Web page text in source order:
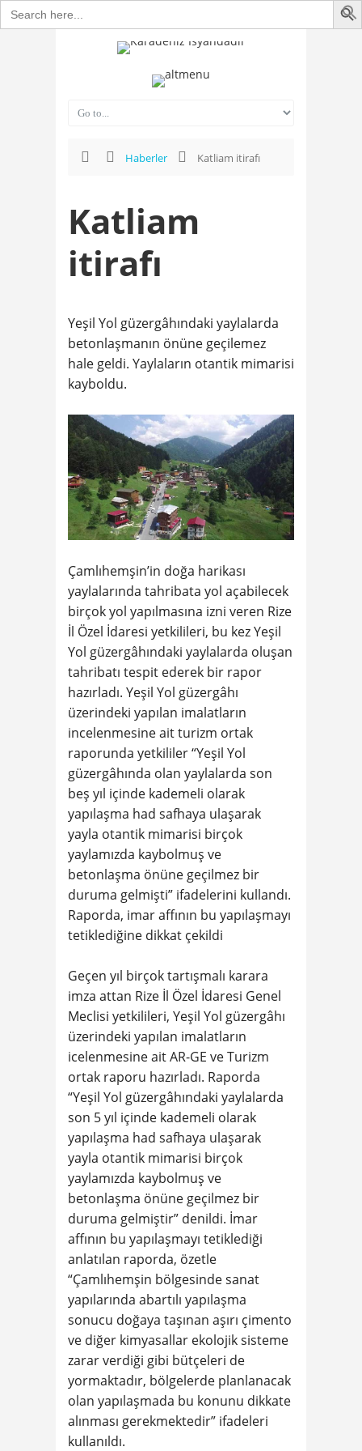
Search
for:
Haberler Katliam itirafı
Katliam
itirafı
Yeşil Yol güzergâhındaki yaylalarda
betonlaşmanın önüne geçilemez
hale geldi. Yaylaların otantik mimarisi
kayboldu.
Çamlıhemşin’in doğa harikası
yaylalarında tahribata yol açabilecek
birçok yol yapılmasına izni veren Rize
İl Özel İdaresi yetkilileri, bu kez Yeşil
Yol güzergâhındaki yaylalarda oluşan
tahribatı tespit ederek bir rapor
hazırladı. Yeşil Yol güzergâhı
üzerindeki yapılan imalatların
incelenmesine ait turizm ortak
raporunda yetkililer “Yeşil Yol
güzergâhında olan yaylalarda son
beş yıl içinde kademeli olarak
yapılaşma had safhaya ulaşarak
yayla otantik mimarisi birçok
yaylamızda kaybolmuş ve
betonlaşma önüne geçilmez bir
duruma gelmişti” ifadelerini kullandı.
Raporda, imar affının bu yapılaşmayı
tetiklediğine dikkat çekildi
Geçen yıl birçok tartışmalı karara
imza attan Rize İl Özel İdaresi Genel
Meclisi yetkilileri, Yeşil Yol güzergâhı
üzerindeki yapılan imalatların
icelenmesine ait AR-GE ve Turizm
ortak raporu hazırladı. Raporda
“Yeşil Yol güzergâhındaki yaylalarda
son 5 yıl içinde kademeli olarak
yapılaşma had safhaya ulaşarak
yayla otantik mimarisi birçok
yaylamızda kaybolmuş ve
betonlaşma önüne geçilmez bir
duruma gelmiştir” denildi. İmar
affının bu yapılaşmayı tetiklediği
anlatılan raporda, özetle
“Çamlıhemşin bölgesinde sanat
yapılarında abartılı yapılaşma
sonucu doğaya taşınan aşırı çimento
ve diğer kimyasallar ekolojik sisteme
zarar verdiği gibi bütçeleri de
yormaktadır, bölgelerde planlanacak
olan yapılaşmada bu konunu dikkate
alınması gerekmektedir” ifadeleri
kullanıldı.